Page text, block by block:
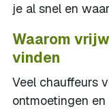
je al snel en
Waarom
vinden
Veel chauffeurs
ontmoetingen